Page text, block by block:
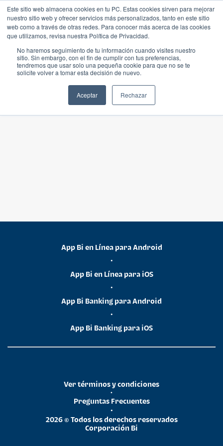
Este sitio web almacena cookies en tu PC. Estas cookies sirven para mejorar
nuestro sitio web y ofrecer servicios más personalizados, tanto en este sitio
web como a través de otras redes. Para conocer más acerca de las cookies
que utilizamos, revisa nuestra Política de Privacidad.
No haremos seguimiento de tu información cuando visites nuestro
sitio. Sin embargo, con el fin de cumplir con tus preferencias,
tendremos que usar solo una pequeña cookie para que no se te
solicite volver a tomar esta decisión de nuevo.
Aceptar Rechazar
App Bi en Línea para Android
•
App Bi en Línea para iOS
•
App Bi Banking para Android
•
App Bi Banking para iOS
2026 © Todos los derechos reservados
Corporación Bi
•
Preguntas Frecuentes
•
Ver términos y condiciones